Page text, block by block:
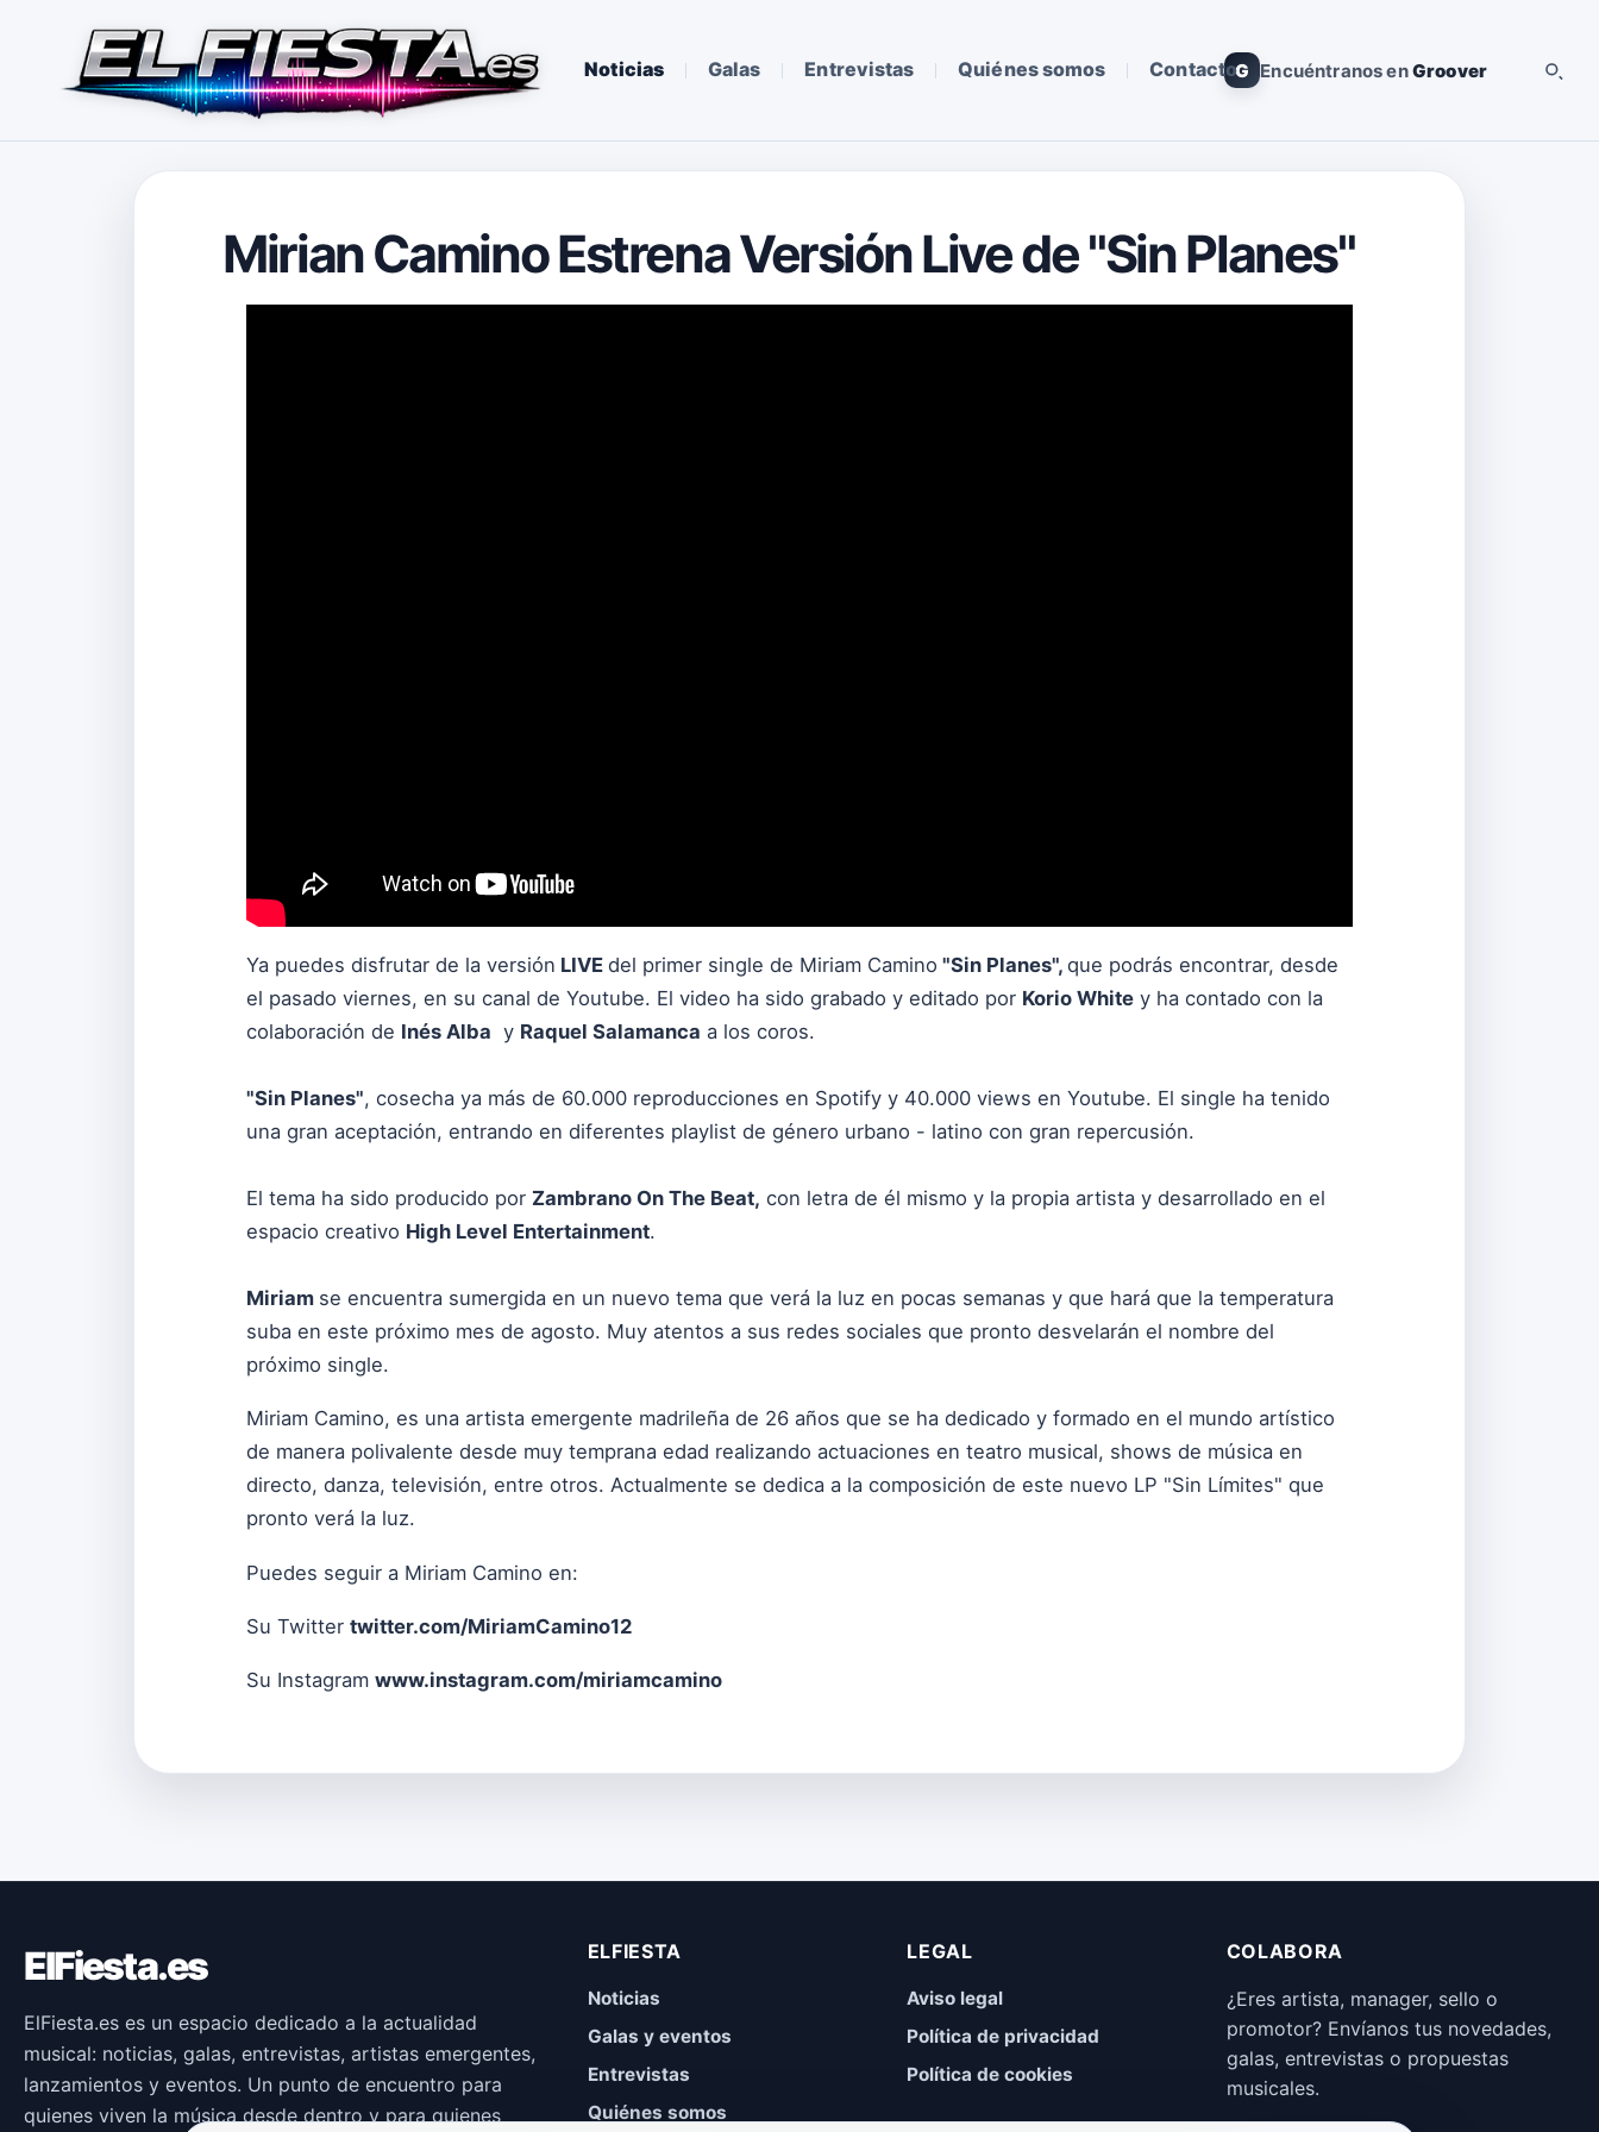
Noticias Galas Entrevistas Quiénes somos ContactoG Encuéntranos enGroover
Mirian Camino Estrena Versión Live de "Sin Planes"
Ya puedes disfrutar de la versión LIVE del primer single de Miriam Camino "Sin Planes", que podrás encontrar, desde
el pasado viernes, en su canal de Youtube. El video ha sido grabado y editado por Korio White y ha contado con la
colaboración de Inés Alba y Raquel Salamanca a los coros.
"Sin Planes", cosecha ya más de 60.000 reproducciones en Spotify y 40.000 views en Youtube. El single ha tenido
una gran aceptación, entrando en diferentes playlist de género urbano - latino con gran repercusión.
El tema ha sido producido por Zambrano On The Beat, con letra de él mismo y la propia artista y desarrollado en el
espacio creativo High Level Entertainment.
Miriam se encuentra sumergida en un nuevo tema que verá la luz en pocas semanas y que hará que la temperatura
suba en este próximo mes de agosto. Muy atentos a sus redes sociales que pronto desvelarán el nombre del
próximo single.
Miriam Camino, es una artista emergente madrileña de 26 años que se ha dedicado y formado en el mundo artístico
de manera polivalente desde muy temprana edad realizando actuaciones en teatro musical, shows de música en
directo, danza, televisión, entre otros. Actualmente se dedica a la composición de este nuevo LP "Sin Límites" que
pronto verá la luz.
Puedes seguir a Miriam Camino en:
Su Twitter twitter.com/MiriamCamino12
Su Instagram www.instagram.com/miriamcamino
ElFiesta.es
ElFiesta.es es un espacio dedicado a la actualidad
musical: noticias, galas, entrevistas, artistas emergentes,
lanzamientos y eventos. Un punto de encuentro para
quienes viven la música desde dentro y para quienes
ELFIESTA
Noticias
Galas y eventos
Entrevistas
Quiénes somos
LEGAL
Aviso legal
Política de privacidad
Política de cookies
COLABORA
¿Eres artista, manager, sello o
promotor? Envíanos tus novedades,
galas, entrevistas o propuestas
musicales.